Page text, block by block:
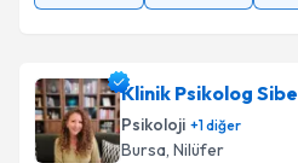
Klinik Psikolog
Psikoloji +1diğer
Bursa, Nilüfer